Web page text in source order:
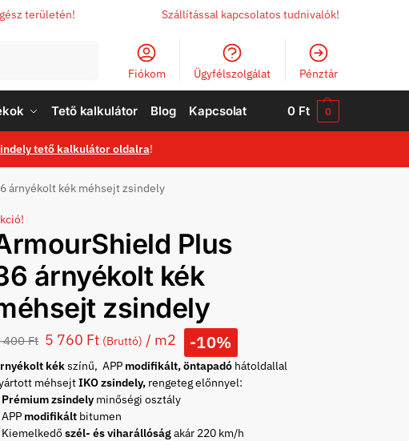
területén! Szállítással kapcsolatos tudnivalók!
Fiókom Ügyfélszolgálat Pénztár
Tető kalkulátor Blog Kapcsolat 0 Ft 0
tető kalkulátor oldalra!
árnyékolt kék méhsejt zsindely
Plus
árnyékolt kék
zsindely
400Ft 5 760 Ft (Bruttó) / m2 -10%
kékszínű, APP modifikált, öntapadó hátoldallal
méhsejtIKO zsindely, rengeteg előnnyel:
Prémium zsindely minőségi osztály
modifikált bitumen
Kiemelkedőszél- és viharállóságakár 220 km/h